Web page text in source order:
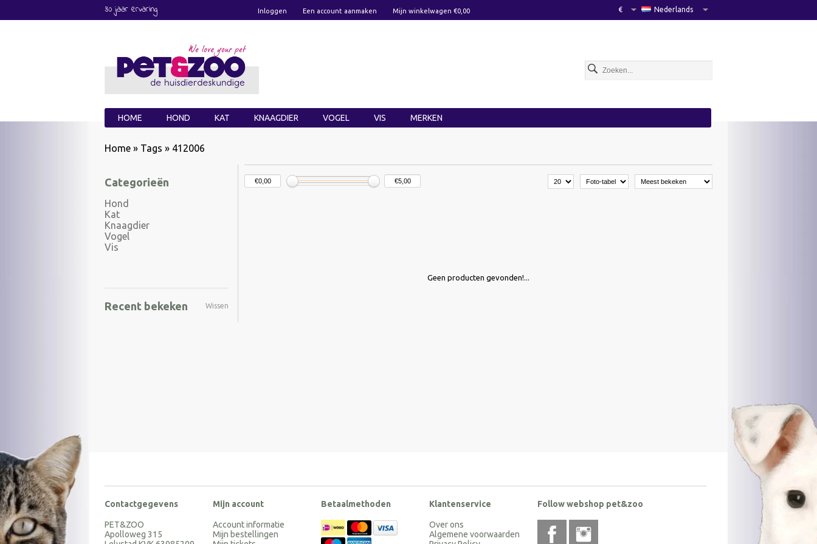
30 jaar ervaring Inloggen Een account aanmaken Mijn winkelwagen €0,00 Nederlands
€
HOME HOND KAT KNAAGDIER VOGEL VIS MERKEN
Home » Tags » 412006
Categorieën
Hond
Kat
Knaagdier
Vogel
Vis
Recent bekeken Wissen
Geen producten gevonden!...
Contactgegevens
PET&ZOO
Apolloweg 315
Mijn account
Account informatie
Mijn bestellingen
Betaalmethoden Klantenservice
Over ons
Algemene voorwaarden
Follow webshop pet&zoo